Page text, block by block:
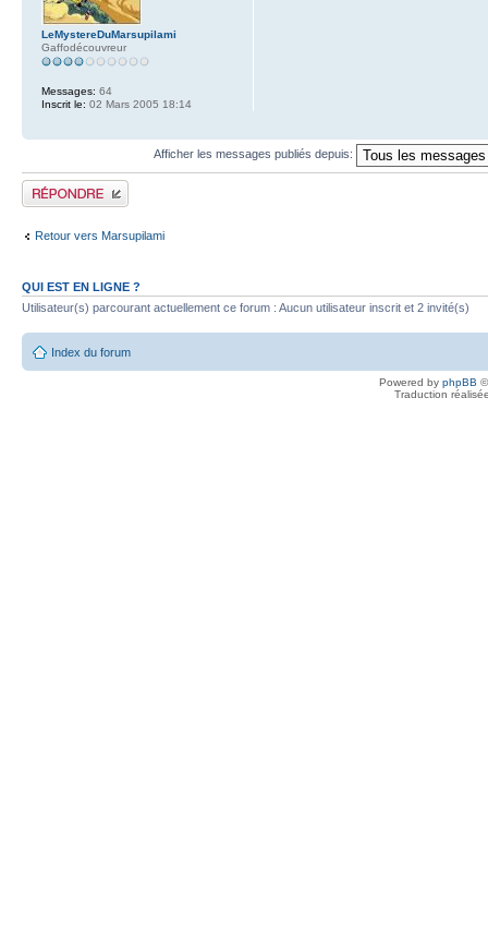
LeMystereDuMarsupilami
Gaffodécouvreur
Messages: 64
Inscrit le: 02 Mars 2005 18:14
Afficher les messages publiés depuis:
Publier une réponse
Retour vers Marsupilami
QUI EST EN LIGNE ?
Utilisateur(s) parcourant actuellement ce forum : Aucun utilisateur inscrit et 2 invité(s)
Index du forum
Powered by phpBB
Traduction